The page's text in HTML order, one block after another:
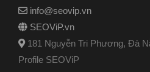
info@seovip.vn
SEOViP.vn
181 Nguyễn Tri Phương, Đà
Profile SEOViP